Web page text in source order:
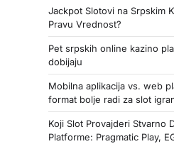
Jackpot Slotovi na Srpskim
Pravu Vrednost?
Pet srpskih online kazino
dobijaju
Mobilna aplikacija vs. web
format bolje radi za slot
Koji Slot Provajderi Stvarno
Platforme: Pragmatic Play,